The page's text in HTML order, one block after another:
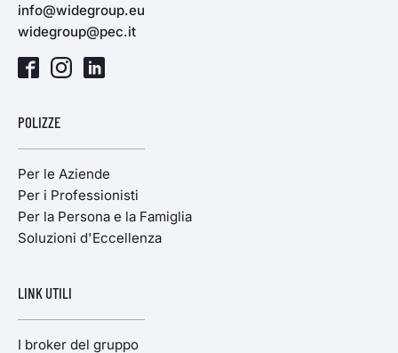
info@widegroup.eu
widegroup@pec.it
POLIZZE
Per le Aziende
Per i Professionisti
Per la Persona e la Famiglia
Soluzioni d'Eccellenza
LINK UTILI
I broker del gruppo